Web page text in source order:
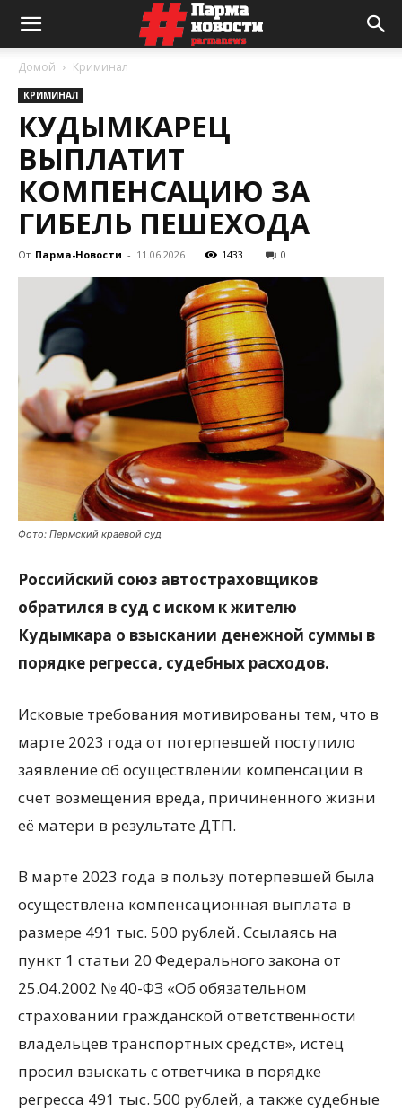
Домой Криминал
КРИМИНАЛ
КУДЫМКАРЕЦ
ВЫПЛАТИТ
КОМПЕНСАЦИЮ ЗА
ГИБЕЛЬ ПЕШЕХОДА
От Парма-Новости - 11.06.2026 1433 0
Фото: Пермский краевой суд
Российский союз автостраховщиков
обратился в суд с иском к жителю
Кудымкара о взыскании денежной суммы в
порядке регресса, судебных расходов.
Исковые требования мотивированы тем, что в
марте 2023 года от потерпевшей поступило
заявление об осуществлении компенсации в
счет возмещения вреда, причиненного жизни
её матери в результате ДТП.
В марте 2023 года в пользу потерпевшей была
осуществлена компенсационная выплата в
размере 491 тыс. 500 рублей. Ссылаясь на
пункт 1 статьи 20 Федерального закона от
25.04.2002 № 40-ФЗ «Об обязательном
страховании гражданской ответственности
владельцев транспортных средств», истец
просил взыскать с ответчика в порядке
регресса 491 тыс. 500 рублей, а также судебные